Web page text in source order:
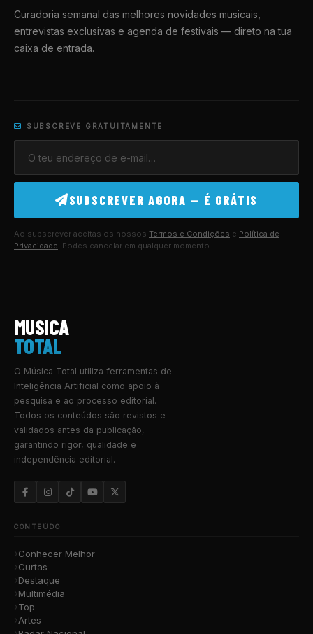
Curadoria semanal das melhores novidades musicais,
entrevistas exclusivas e agenda de festivais — direto na tua
caixa de entrada.
SUBSCREVE GRATUITAMENTE
SUBSCREVER AGORA — É GRÁTIS
Ao subscrever aceitas os nossos Termos e Condições e Política de
Privacidade. Podes cancelar em qualquer momento.
MUSICA
TOTAL
O Música Total utiliza ferramentas de
Inteligência Artificial como apoio à
pesquisa e ao processo editorial.
Todos os conteúdos são revistos e
validados antes da publicação,
garantindo rigor, qualidade e
independência editorial.
CONTEÚDO
Conhecer Melhor
Curtas
Destaque
Multimédia
Top
Artes